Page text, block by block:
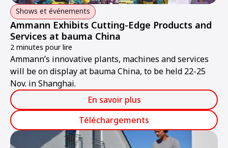
Shows et événements
Ammann Exhibits Cutting-Edge Products and
Services at bauma China
2 minutes pour lire
Ammann’s innovative plants, machines and services
will be on display at bauma China, to be held 22-25
Nov. in Shanghai.
En savoir plus
Téléchargements